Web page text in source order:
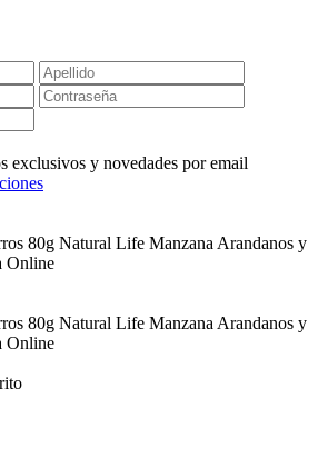
exclusivos y novedades por email